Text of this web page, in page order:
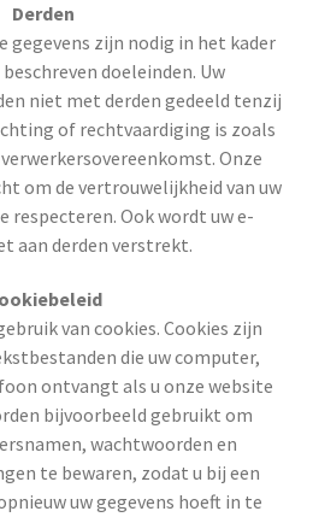
Derden
gegevens zijn nodig in het kader
doeleinden. Uw
niet met derden gedeeld tenzij
of rechtvaardiging is zoals
Onze
om de vertrouwelijkheid van uw
respecteren. Ook wordt uw e-
aan derden verstrekt.
van cookies. Cookies zijn
die uw computer,
ontvangt als u onze website
bijvoorbeeld gebruikt om
wachtwoorden en
te bewaren, zodat u bij een
uw gegevens hoeft in te